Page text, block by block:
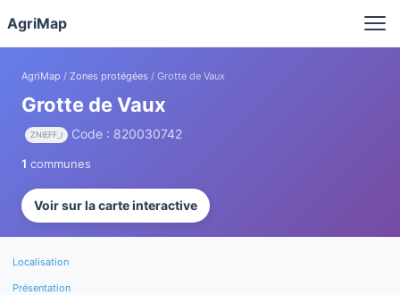
AgriMap
AgriMap / Zones protégées / Grotte de Vaux
Grotte de Vaux
ZNIEFF_I Code : 820030742
1 communes
Voir sur la carte interactive
Localisation
Présentation